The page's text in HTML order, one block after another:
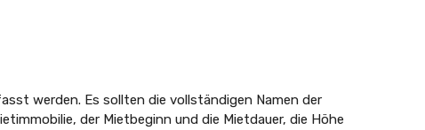
werden. Es sollten die vollständigen Namen der
der Mietbeginn und die Mietdauer, die Höhe